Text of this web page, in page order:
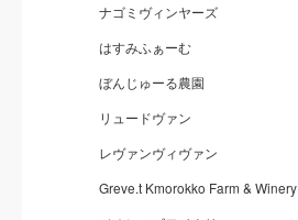
ナゴミヴィンヤーズ
はすみふぁーむ
ぼんじゅーる農園
リュードヴァン
レヴァンヴィヴァン
Greve.t Kmorokko Farm & Winery